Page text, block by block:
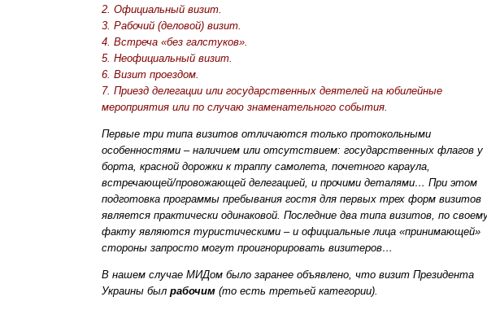
2. Официальный визит.
3. Рабочий (деловой) визит.
4. Встреча «без галстуков».
5. Неофициальный визит.
6. Визит проездом.
7. Приезд делегации или государственных деятелей на юбилейные
мероприятия или по случаю знаменательного события.
Первые три типа визитов отличаются только протокольными
особенностями – наличием или отсутствием: государственных флагов у
борта, красной дорожки к траппу самолета, почетного караула,
встречающей/провожающей делегацией, и прочими деталями… При этом
подготовка программы пребывания гостя для первых трех форм визитов
является практически одинаковой. Последние два типа визитов, по
факту являются туристическими – и официальные лица «принимающей»
стороны запросто могут проигнорировать визитеров…
В нашем случае МИДом было заранее объявлено, что визит Президента
Украины был рабочим (то есть третьей категории).